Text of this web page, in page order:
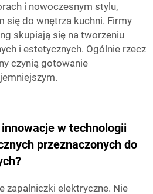
i nowoczesnym stylu,
się do wnętrza kuchni. Firmy
skupiają się na tworzeniu
i estetycznych. Ogólnie rzecz
czynią gotowanie
w technologii
przeznaczonych do
zapalniczki elektryczne. Nie